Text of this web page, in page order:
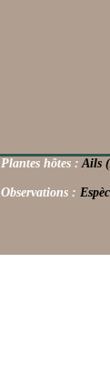
Plantes hôtes :Ails
Observations :